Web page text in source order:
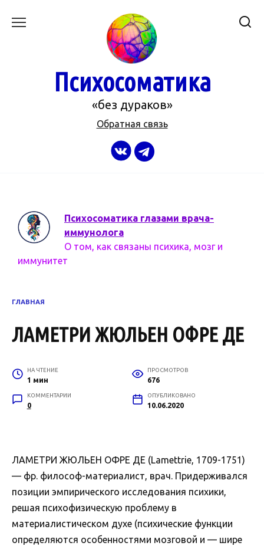
Психосоматика
«без дураков»
Обратная связь
Психосоматика глазами врача-
иммунолога
О том, как связаны психика, мозг и
иммунитет
ГЛАВНАЯ
ЛАМЕТРИ ЖЮЛЬЕН ОФРЕ ДЕ
НА ЧТЕНИЕ
1 мин
ПРОСМОТРОВ
676
КОММЕНТАРИИ
0
ОПУБЛИКОВАНО
10.06.2020
ЛАМЕТРИ ЖЮЛЬЕН ОФРЕ ДЕ (Lamettrie, 1709-1751)
— фр. философ-материалист, врач. Придерживался
позиции эмпирического исследования психики,
решая психофизическую проблему в
материалистическом духе (психические функции
определяются особенностями мозговой и — шире